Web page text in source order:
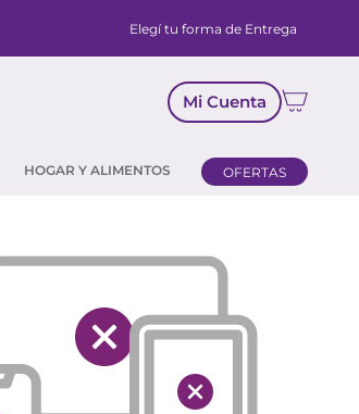
Elegí tu forma de Entrega
Mi Cuenta
HOGAR Y ALIMENTOS OFERTAS